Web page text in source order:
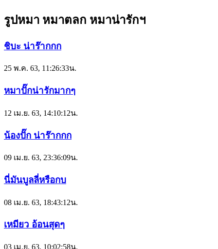
รูปหมา หมาตลก หมาน่ารักฯ
ชิบะ น่าร๊ากกก
25 พ.ค. 63, 11:26:33น.
หมาปั๊กน่ารักมากๆ
12 เม.ย. 63, 14:10:12น.
น้องปั๊ก น่าร๊ากกก
09 เม.ย. 63, 23:36:09น.
นี่มันบูลลี่หรือกบ
08 เม.ย. 63, 18:43:12น.
เหมียว อ้อนสุดๆ
03 เม.ย. 63, 10:02:58น.